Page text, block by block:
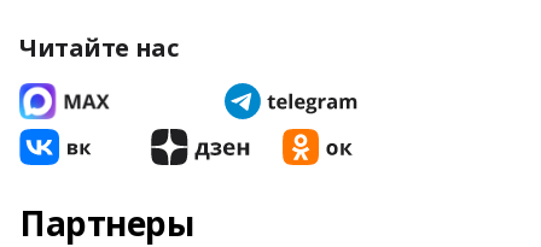
Читайте нас
Партнеры